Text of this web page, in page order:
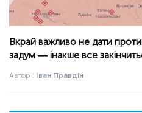
Вкрай важливо не дати
задум — інакше все
Автор : Іван Правдін